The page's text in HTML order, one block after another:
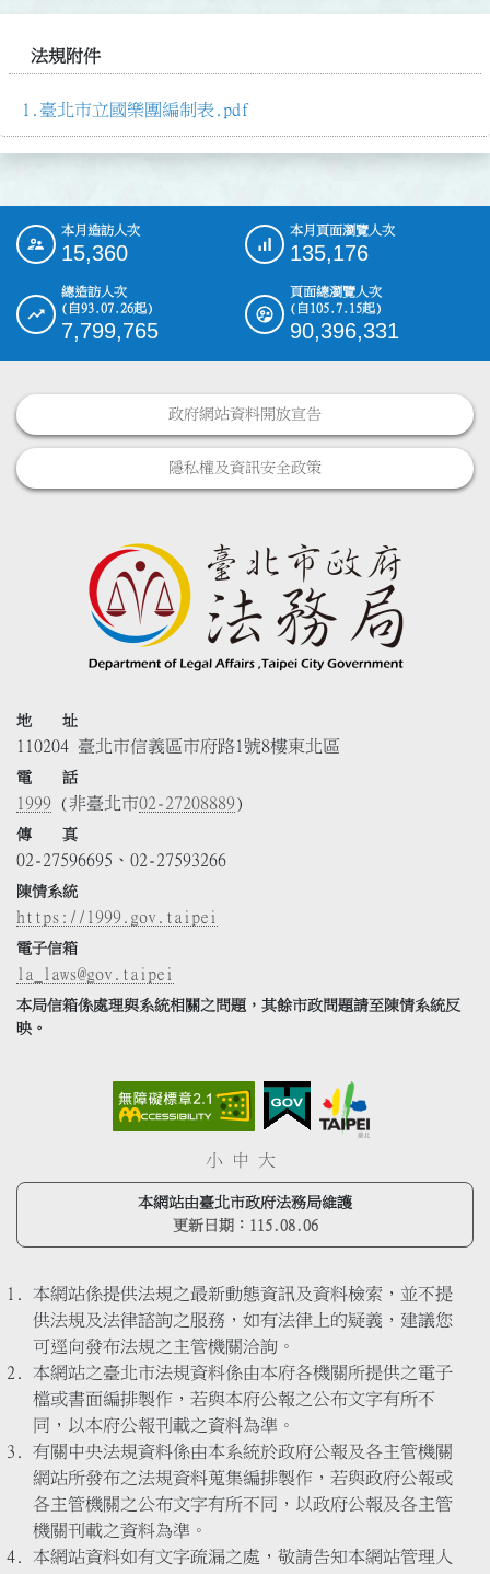
法規附件
臺北市立國樂團編制表.pdf
::: 本月造訪人次
15,360
本月頁面瀏覽人次
135,176
總造訪人次
(自93.07.26起)
7,799,765
頁面總瀏覽人次
(自105.7.15起)
90,396,331
政府網站資料開放宣告
隱私權及資訊安全政策
地 址
110204 臺北市信義區市府路1號8樓東北區
電 話
1999 (非臺北市02-27208889)
傳 真
02-27596695、02-27593266
陳情系統
https://1999.gov.taipei
電子信箱
la_laws@gov.taipei
本局信箱係處理與系統相關之問題，其餘市政問題請至陳情系統反
映。
小 中 大
本網站由臺北市政府法務局維護
更新日期： 115.08.06
本網站係提供法規之最新動態資訊及資料檢索，並不提
供法規及法律諮詢之服務，如有法律上的疑義，建議您
可逕向發布法規之主管機關洽詢。
本網站之臺北市法規資料係由本府各機關所提供之電子
檔或書面編排製作，若與本府公報之公布文字有所不
同，以本府公報刊載之資料為準。
有關中央法規資料係由本系統於政府公報及各主管機關
網站所發布之法規資料蒐集編排製作，若與政府公報或
各主管機關之公布文字有所不同，以政府公報及各主管
機關刊載之資料為準。
本網站資料如有文字疏漏之處，敬請告知本網站管理人